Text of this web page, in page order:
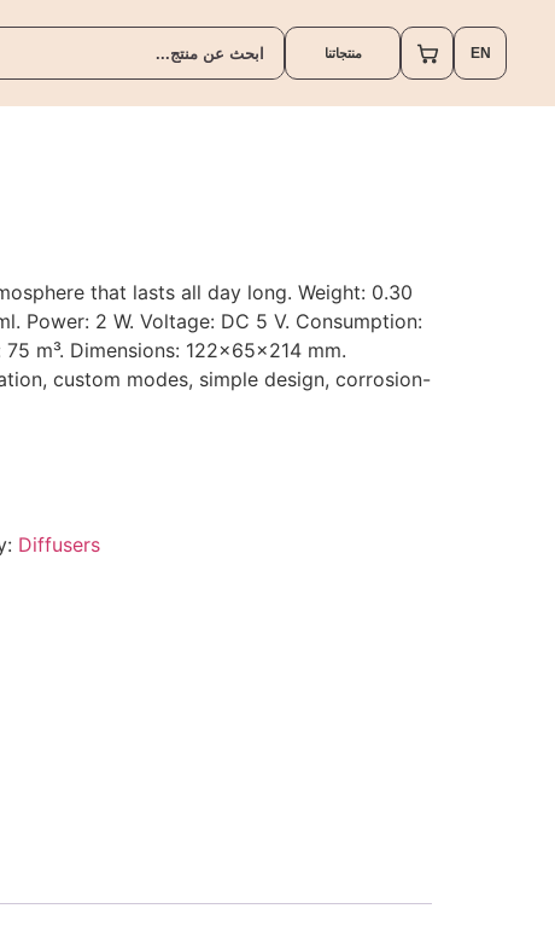
منتجاتنا EN
that lasts all day long. Weight: 0.30
Power: 2 W. Voltage: DC 5 V. Consumption:
m³. Dimensions: 122×65×214 mm.
custom modes, simple design, corrosion-
Diffusers